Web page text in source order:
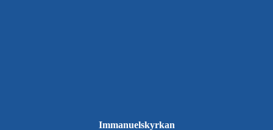
Immanuelskyrkan